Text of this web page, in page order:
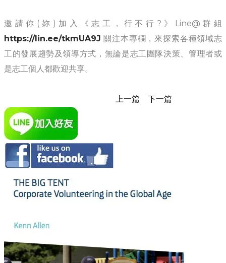
邀請你(妳)加入《志工，行不行?》Line@群組
https://lin.ee/tkmUA9J 關注本專欄，來探索各種領域志
工的發展趨勢及領導方式，無論是志工團隊決策、管理者或
是志工個人都歡迎共享。
上一篇 下一篇